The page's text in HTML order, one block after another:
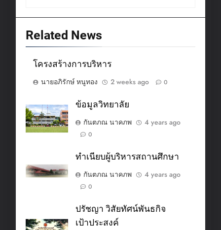
Related News
โครงสร้างการบริหาร
นายอภิรักษ์ หนูทอง
2 weeks ago 0
ข้อมูลวิทยาลัย
กันตภณ นาคภพ
4 years ago
0
ทำเนียบผู้บริหารสถานศึกษา
กันตภณ นาคภพ
4 years ago
0
ปรัชญา วิสัยทัศน์พันธกิจ
เป้าประสงค์